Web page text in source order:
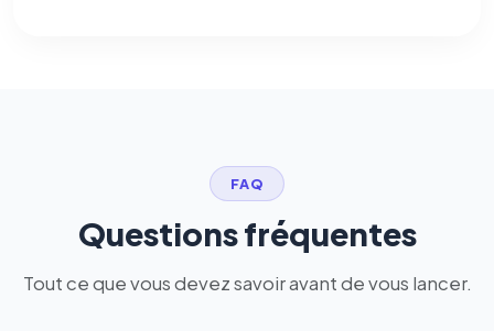
FAQ
Questions fréquentes
Tout ce que vous devez savoir avant de vous lancer.